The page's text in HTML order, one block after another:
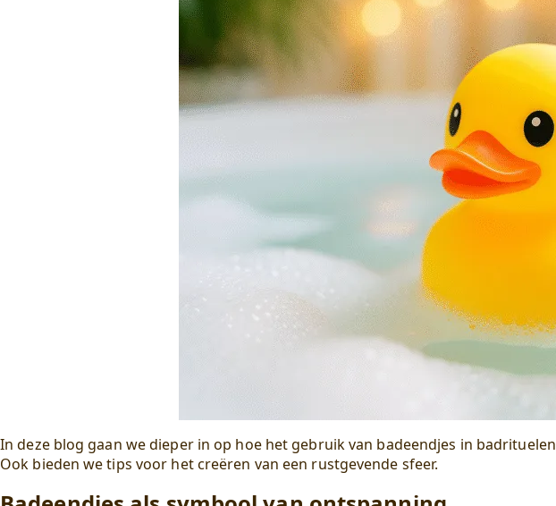
In deze blog gaan wedieper in op hoe het gebruik van badeendjes in badrituelen
Ook bieden we tips voor het creëren van een rustgevende sfeer.